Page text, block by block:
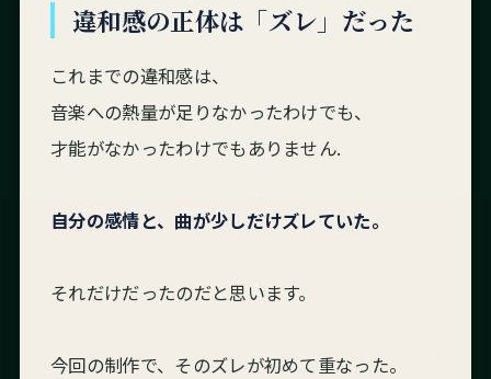
違和感の正体は「ズレ」だった
これまでの違和感は、
音楽への熱量が足りなかったわけでも、
才能がなかったわけでもありません.
自分の感情と、曲が少しだけズレていた。
それだけだったのだと思います。
今回の制作で、そのズレが初めて重なった。